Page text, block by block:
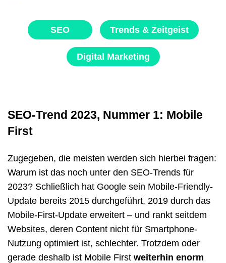
SEO Trends & Zeitgeist
Digital Marketing
SEO-Trend 2023, Nummer 1: Mobile
First
Zugegeben, die meisten werden sich hierbei fragen:
Warum ist das noch unter den SEO-Trends für
2023? Schließlich hat Google sein Mobile-Friendly-
Update bereits 2015 durchgeführt, 2019 durch das
Mobile-First-Update erweitert – und rankt seitdem
Websites, deren Content nicht für Smartphone-
Nutzung optimiert ist, schlechter. Trotzdem oder
gerade deshalb ist Mobile First weiterhin enorm